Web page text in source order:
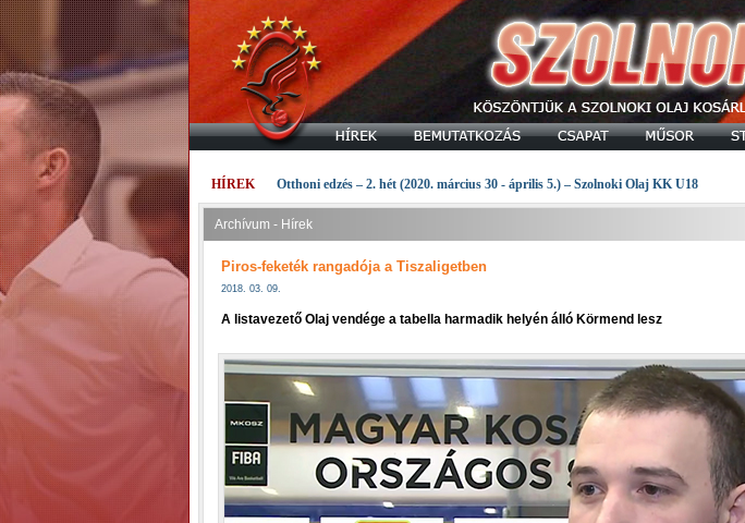
HÍREK Otthoni edzés – 2. hét (2020. március 30 - április 5.) – Szolnoki Olaj KK U18
Archívum - Hírek
Piros-feketék rangadója a Tiszaligetben
2018. 03. 09.
A listavezető Olaj vendége a tabella harmadik helyén álló Körmend lesz